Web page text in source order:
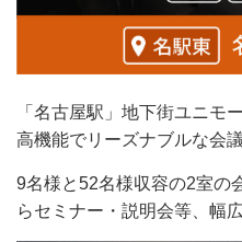
「名古屋駅」地下街ユニモ
高機能でリーズナブルな会議
9名様と52名様収容の2室の
らセミナー・説明会等、幅